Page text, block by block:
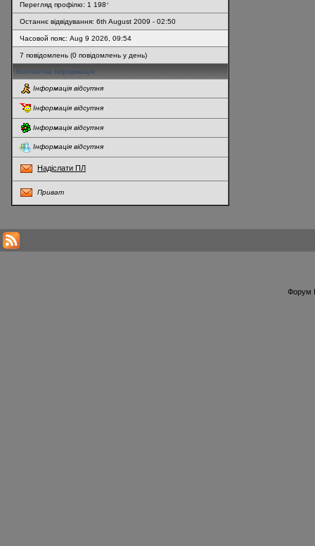
Перегляд профілю: 1 198*
Останнє відвідування: 6th August 2009 - 02:50
Часовой пояс: Aug 9 2026, 09:54
7 повідомлень (0 повідомлень у день)
Контактна інформація
Інформація відсутня
Інформація відсутня
Інформація відсутня
Інформація відсутня
Надіслати ПЛ
Приват
Форум